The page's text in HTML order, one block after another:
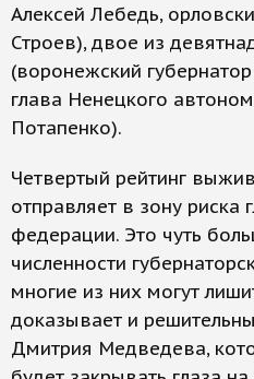
Алексей Лебедь,
Строев), двое из
(воронежский
глава Ненецкого
Потапенко).
Четвертый рейтинг
отправляет в зону риска
федерации. Это чуть
численности
многие из них могут
доказывает и
Дмитрия Медведева,